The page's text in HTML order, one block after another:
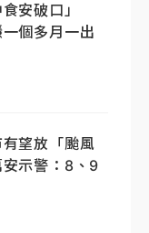
食安破口」
個多月一出
望放「颱風
示警：8、9